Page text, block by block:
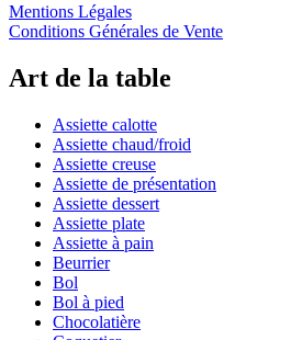
Mentions Légales
Conditions Générales de Vente
Art de la table
Assiette calotte
Assiette chaud/froid
Assiette creuse
Assiette de présentation
Assiette dessert
Assiette plate
Assiette à pain
Beurrier
Bol
Bol à pied
Chocolatière